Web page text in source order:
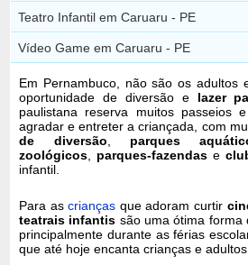
Teatro Infantil em Caruaru - PE
Vídeo Game em Caruaru - PE
Em Pernambuco, não são os adultos
oportunidade de diversão e lazer
paulistana reserva muitos passeios
agradar e entreter a criançada, com
de diversão
parques
zoológicos
parques-fazendase
infantil.
Para ascrianças que adoram curtir
teatrais infantis são uma ótima forma
principalmente durante as férias
que até hoje encanta crianças e